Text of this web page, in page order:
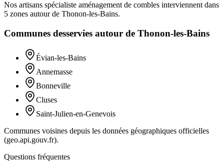
Nos artisans spécialiste aménagement de combles interviennent dans
5 zones autour de Thonon-les-Bains.
Communes desservies autour de Thonon-les-Bains
Évian-les-Bains
Annemasse
Bonneville
Cluses
Saint-Julien-en-Genevois
Communes voisines depuis les données géographiques officielles
(geo.api.gouv.fr).
Questions fréquentes